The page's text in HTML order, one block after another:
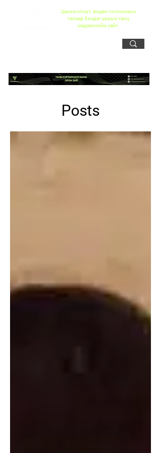
Цахим спорт, видео тоглоомын
талаар бичдэг цорын ганц
мэдээллийн сайт
Posts